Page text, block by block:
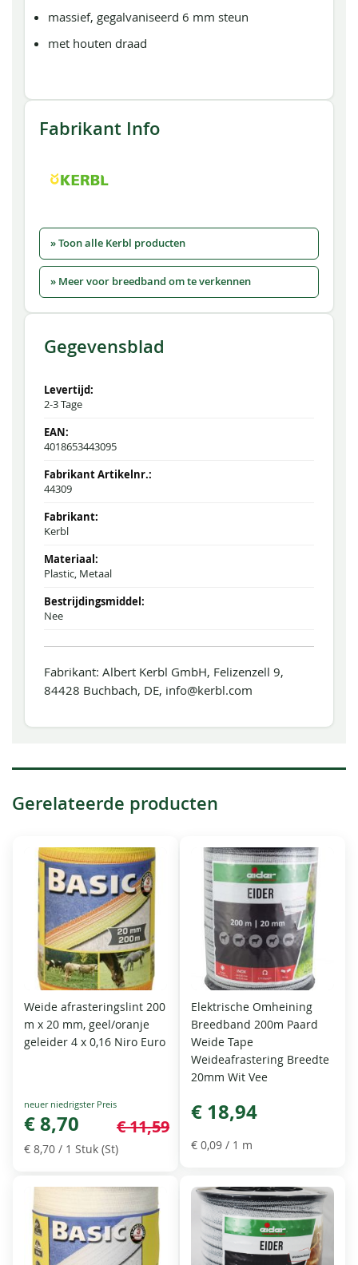
massief, gegalvaniseerd 6 mm steun
met houten draad
Fabrikant Info
» Toon alle Kerbl producten
» Meer voor breedband om te verkennen
Gegevensblad
2-3 Tage
4018653443095
44309
Kerbl
Plastic, Metaal
Nee
Fabrikant: Albert Kerbl GmbH, Felizenzell 9,
84428 Buchbach, DE, info@kerbl.com
Gerelateerde producten
Weide afrasteringslint 200
m x 20 mm, geel/oranje
geleider 4 x 0,16 Niro Euro
Special
Price
€ 8,70 € 11,59
€ 8,70 / 1 Stuk (St)
Elektrische Omheining
Breedband 200m Paard
Weide Tape
Weideafrastering Breedte
20mm Wit Vee
€ 18,94
€ 0,09 / 1 m